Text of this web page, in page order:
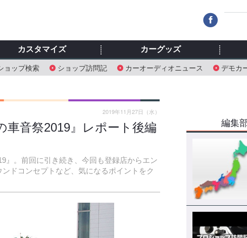
ョップ検索 ショップ訪問記 カーオーディオニュース デモカ
カスタマイズ カーグッズ
車音祭2019』レポート後編
』。前回に引き続き、今回も登録店からエン
ドコンセプトなど、気になるポイントをク
2019年11月27日（水）
編集